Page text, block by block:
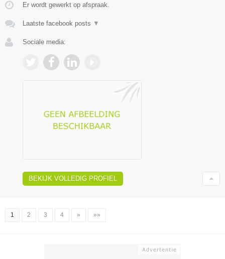
Er wordt gewerkt op afspraak.
Laatste facebook posts ▼
Sociale media:
BEKIJK VOLLEDIG PROFIEL
1 2 3 4 » »»